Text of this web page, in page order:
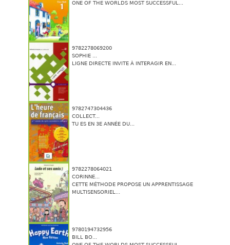
ONE OF THE WORLDS MOST SUCCESSFUL...
9782278069200
SOPHIE ...
LIGNE DIRECTE INVITE À INTERAGIR EN...
9782747304436
COLLECT...
TU ES EN 3E ANNÉE DU...
9782278064021
CORINNE...
CETTE MÉTHODE PROPOSE UN APPRENTISSAGE
MULTISENSORIEL...
9780194732956
BILL BO...